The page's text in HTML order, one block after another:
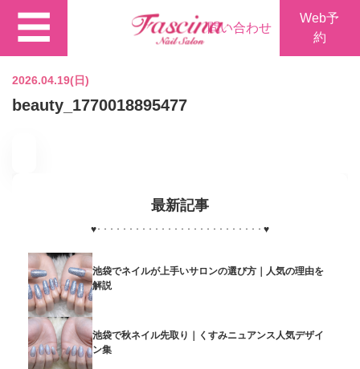
☰ 問い合わせ
Web予
約
2026.04.19(日)
beauty_1770018895477
最新記事
♥･･････････････････････････ ♥
池袋でネイルが上手いサロンの選び方｜人気の理由を
解説
池袋で秋ネイル先取り｜くすみニュアンス人気デザイ
ン集